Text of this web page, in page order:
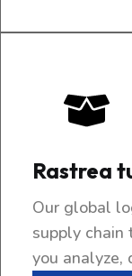
Rastrea
Our global
supply
you analyze,